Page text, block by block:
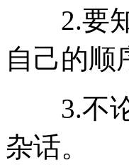
2.要知
自己的顺
3.不论
杂话。